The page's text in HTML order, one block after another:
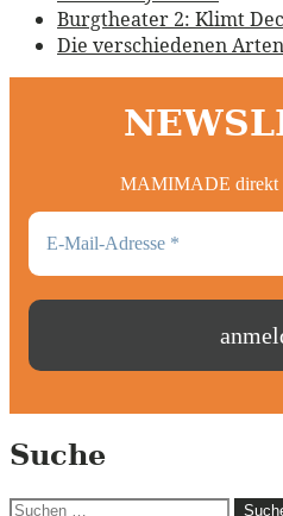
Burgtheater 2: Klimt
Die verschiedenen
MAMIMADE direkt
Suche
Suchen